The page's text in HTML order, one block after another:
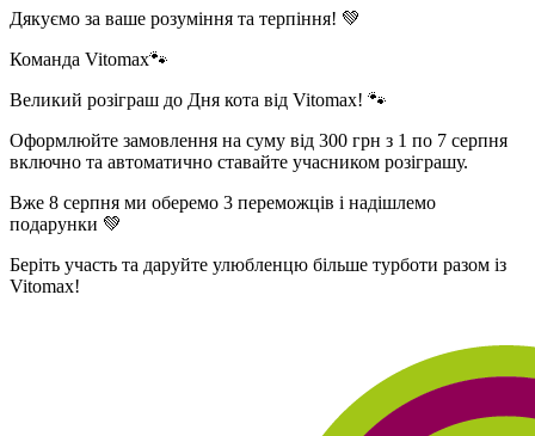
Дякуємо за ваше розуміння та терпіння! 💚
Команда Vitomax🐾
Великий розіграш до Дня кота від Vitomax! 🐾
Оформлюйте замовлення на суму від 300 грн з 1 по 7 серпня
включно та автоматично ставайте учасником розіграшу.
Вже 8 серпня ми оберемо 3 переможців і надішлемо
подарунки 💚
Беріть участь та даруйте улюбленцю більше турботи разом із
Vitomax!